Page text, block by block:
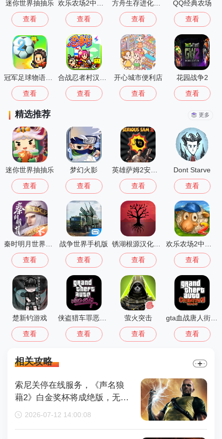
迷你世界抽抽乐
查看
欢乐农场2中文版
查看
方舟生存进化重制版
查看
QQ经典农场
查看
查看 查看
开心城市便利店
查看
花园战争2
查看
精选推荐 更多
迷你世界抽抽乐
查看
梦幻火影
查看 查看
Dont Starve
查看
查看
战争世界手机版
查看 查看 查看
楚新钓游戏
查看
侠盗猎车罪恶都市中文版(GTA：SA MOD安装器)
查看
萤火突击
查看
gta血战唐人街汉化版1.01
查看
相关攻略
索尼关停在线服务，《声名狼
藉2》白金奖杯将成绝版，无法
再获取
2026-07-12 14:00:08